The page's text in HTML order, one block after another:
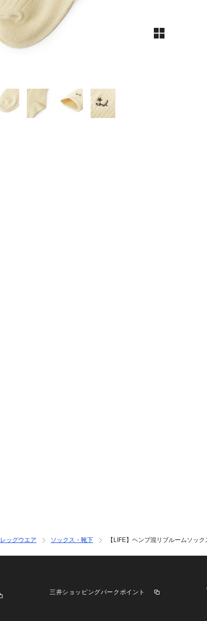
レッグウエア ソックス・靴下 【LIFE】ヘンプ混リブルームソック
三井ショッピングパークポイント